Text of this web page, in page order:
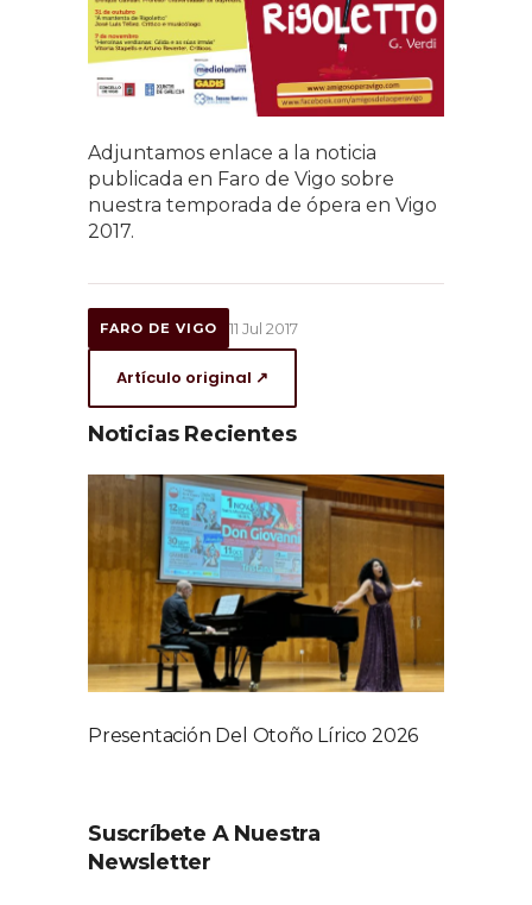
Adjuntamos enlace a la noticia
publicada en Faro de Vigo sobre
nuestra temporada de ópera en Vigo
2017.
FARO DE VIGO 11 Jul 2017
Artículo original ↗
Noticias Recientes
Presentación Del Otoño Lírico 2026
Suscríbete A Nuestra
Newsletter